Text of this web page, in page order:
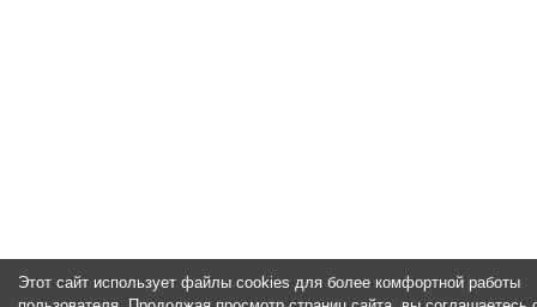
Этот сайт использует файлы cookies для более комфортной работы